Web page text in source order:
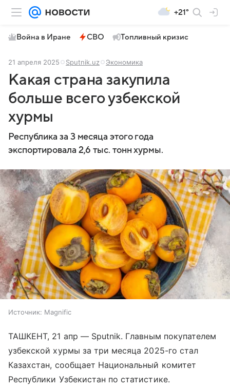
+21°
Война в Иране СВО Топливный кризис
21 апреля 2025 Sputnik.uz Экономика
Какая страна закупила
больше всего узбекской
хурмы
Республика за 3 месяца этого года
экспортировала 2,6 тыс. тонн хурмы.
Источник: Magnific
ТАШКЕНТ, 21 апр — Sputnik. Главным покупателем
узбекской хурмы за три месяца 2025-го стал
Казахстан, сообщает Национальный комитет
Республики Узбекистан по статистике.